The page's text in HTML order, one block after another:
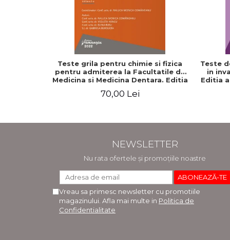
Teste grila pentru chimie si fizica
pentru admiterea la Facultatile de
Medicina si Medicina Dentara. Editia
Violeta Hancu, Elena Rusu, Gabriela
70,00 Lei
Teste
in
Editia
NEWSLETTER
Nu rata ofertele și promoțiile noastre
Vreau sa primesc newsletter cu promotiile
magazinului. Afla mai multe in Politica de
Confidentialitate